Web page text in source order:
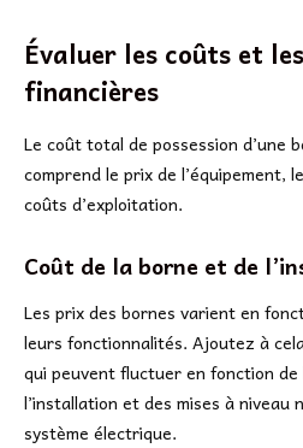
Évaluer les coûts et
financières
Le coût total de possession d’une
comprend le prix de l’équipement,
coûts d’exploitation.
Coût de la borne et de
Les prix des bornes varient en
leurs fonctionnalités. Ajoutez à
qui peuvent fluctuer en fonction de
l’installation et des mises à niveau
système électrique.